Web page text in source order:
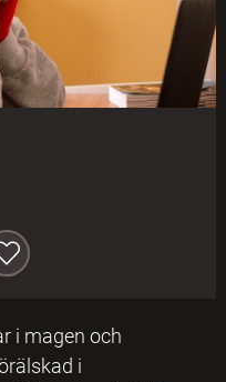
i magen och
i